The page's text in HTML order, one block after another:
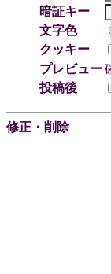
暗証キー
文字色
クッキー
プレビュー
投稿後
修正・削除